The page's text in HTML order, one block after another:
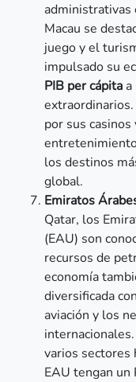
administrativas
Macau se
juego y el
impulsado su
PIB per cápita
extraordinarios.
por sus
los destinos
global.
Emiratos
Qatar, los
(EAU) son
recursos de
economía
diversificada
aviación y los
varios sectores
EAU tengan un